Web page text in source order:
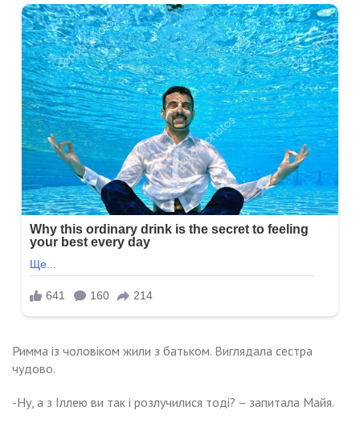
Римма із чоловіком жили з батьком. Виглядала сестра
чудово.
-Ну, а з Іллею ви так і розлучилися тоді? – запитала Майя.